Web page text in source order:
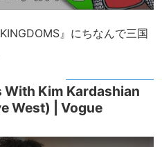
』にちなんで三国
With Kim Kardashian
West) | Vogue